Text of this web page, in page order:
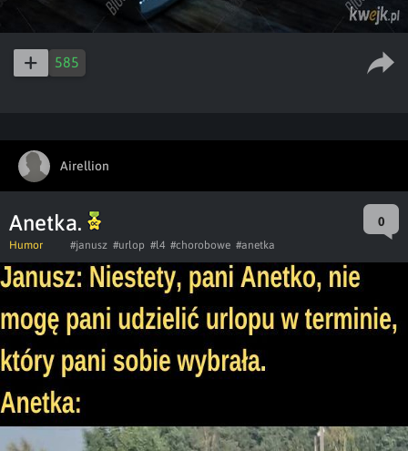
585
Airellion
Anetka. 0
Humor #janusz #urlop #l4 #chorobowe #anetka